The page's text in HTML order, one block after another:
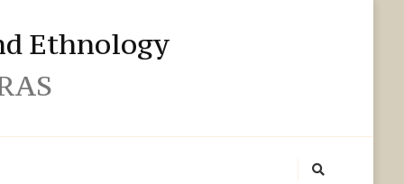
Ethnology